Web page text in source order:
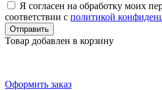
Я согласен на обработку моих
соответствии с политикой
Отправить
Товар добавлен в корзину
Оформить заказ